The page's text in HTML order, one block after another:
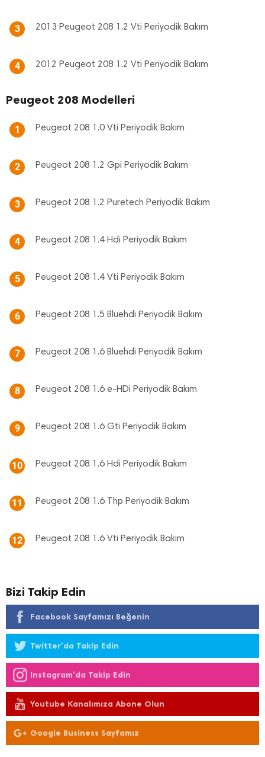
3 2013 Peugeot 208 1.2 Vti Periyodik Bakım
4 2012 Peugeot 208 1.2 Vti Periyodik Bakım
Peugeot 208 Modelleri
1 Peugeot 208 1.0 Vti Periyodik Bakım
2 Peugeot 208 1.2 Gpi Periyodik Bakım
3 Peugeot 208 1.2 Puretech Periyodik Bakım
4 Peugeot 208 1.4 Hdi Periyodik Bakım
5 Peugeot 208 1.4 Vti Periyodik Bakım
6 Peugeot 208 1.5 Bluehdi Periyodik Bakım
7 Peugeot 208 1.6 Bluehdi Periyodik Bakım
8 Peugeot 208 1.6 e-HDi Periyodik Bakım
9 Peugeot 208 1.6 Gti Periyodik Bakım
10 Peugeot 208 1.6 Hdi Periyodik Bakım
11 Peugeot 208 1.6 Thp Periyodik Bakım
12 Peugeot 208 1.6 Vti Periyodik Bakım
Bizi Takip Edin
Facebook Sayfamızı Beğenin
Twitter'da Takip Edin
Instagram'da Takip Edin
Youtube Kanalımıza Abone Olun
Google Business Sayfamız